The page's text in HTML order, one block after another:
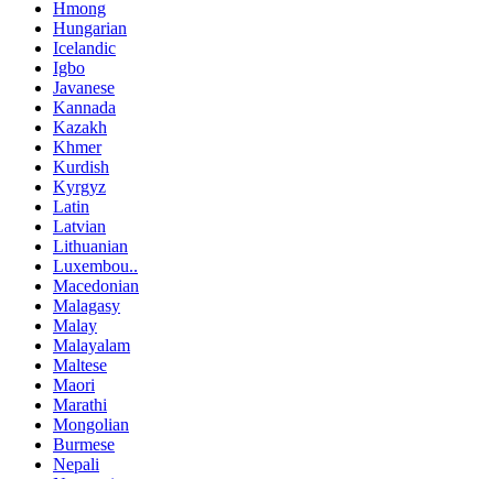
Hmong
Hungarian
Icelandic
Igbo
Javanese
Kannada
Kazakh
Khmer
Kurdish
Kyrgyz
Latin
Latvian
Lithuanian
Luxembou..
Macedonian
Malagasy
Malay
Malayalam
Maltese
Maori
Marathi
Mongolian
Burmese
Nepali